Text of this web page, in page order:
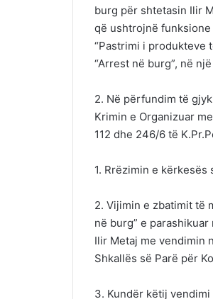
burg për shtetasin Ilir
që ushtrojnë funksione
“Pastrimi i produkteve
“Arrest në burg”, në
2. Në përfundim të
Krimin e Organizuar
112 dhe 246/6 të
1. Rrëzimin e
2. Vijimin e zbatimit të
në burg” e
Ilir Metaj me vendimin
Shkallës së Parë për
3. Kundër këtij